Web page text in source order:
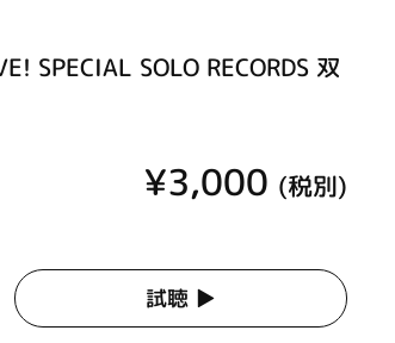
SPECIAL SOLO RECORDS 双
¥3,000 (税別)
試聴 ▶︎